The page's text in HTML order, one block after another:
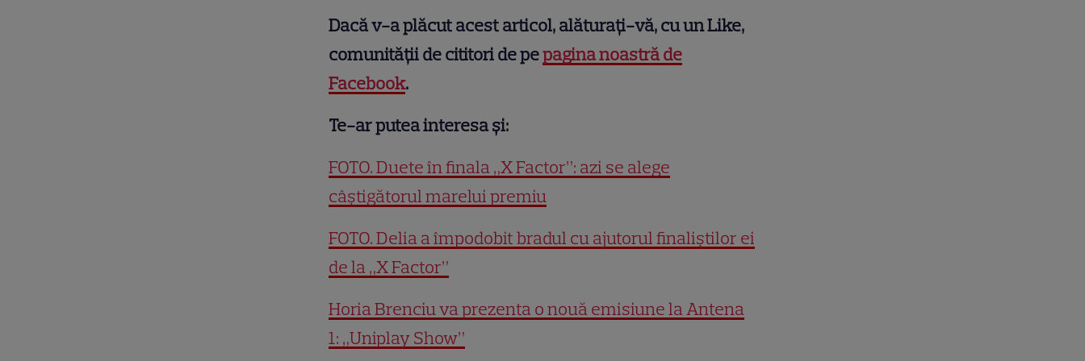
Dacă v-a plăcut acest articol, alăturați-vă, cu un Like,
comunității de cititori de pepagina noastră de
Facebook.
Te-ar putea interesa și:
FOTO. Duete în finala „X Factor”: azi se alege
câștigătorul marelui premiu
FOTO. Delia a împodobit bradul cu ajutorul finaliștilor ei
de la „X Factor”
Horia Brenciu va prezenta o nouă emisiune la Antena
1: „Uniplay Show”